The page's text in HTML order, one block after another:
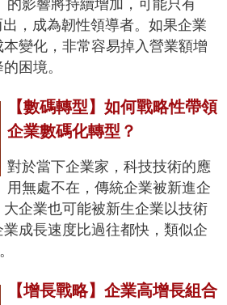
，成為韌性領導者。如果企業
變化，非常容易掉入營業額增
困境。
【數碼轉型】如何戰略性帶領
企業數碼化轉型？
對於當下企業家，科技技術的應
用無處不在，傳統企業被新進企
企業也可能被新生企業以技術
成長速度比過往都快，類似企
【增長戰略】企業高增長組合